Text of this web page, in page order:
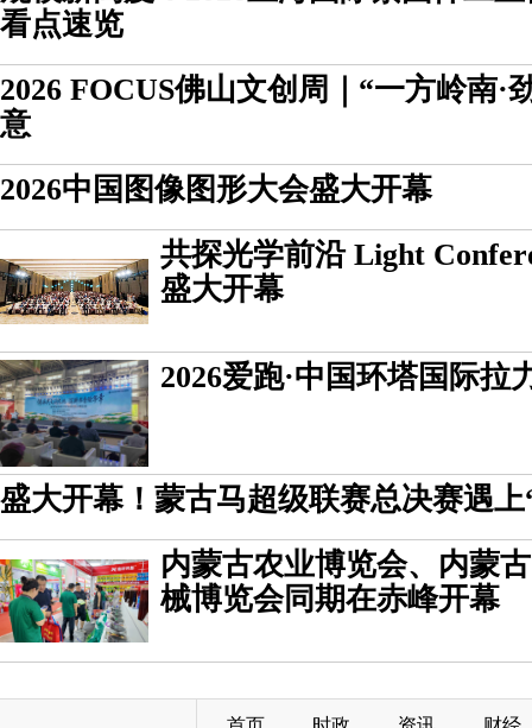
看点速览
2026 FOCUS佛山文创周｜“一方岭南·
意
2026中国图像图形大会盛大开幕
共探光学前沿 Light
盛大开幕
2026爱跑·中国环塔国际拉
盛大开幕！蒙古马超级联赛总决赛遇
内蒙古农业博览会、内蒙
械博览会同期在赤峰开幕